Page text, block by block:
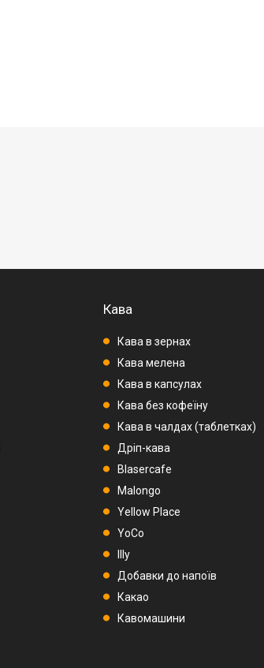
Кава
Кава в зернах
Кава мелена
Кава в капсулах
Кава без кофеїну
Кава в чалдах (таблетках)
Дріп-кава
Blasercafe
Malongo
Yellow Place
YoCo
Illy
Добавки до напоїв
Какао
Кавомашини